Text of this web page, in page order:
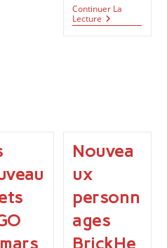
Continuer La
Lecture Star
Wars
Nouvea
ux
personn
ages
BrickHe